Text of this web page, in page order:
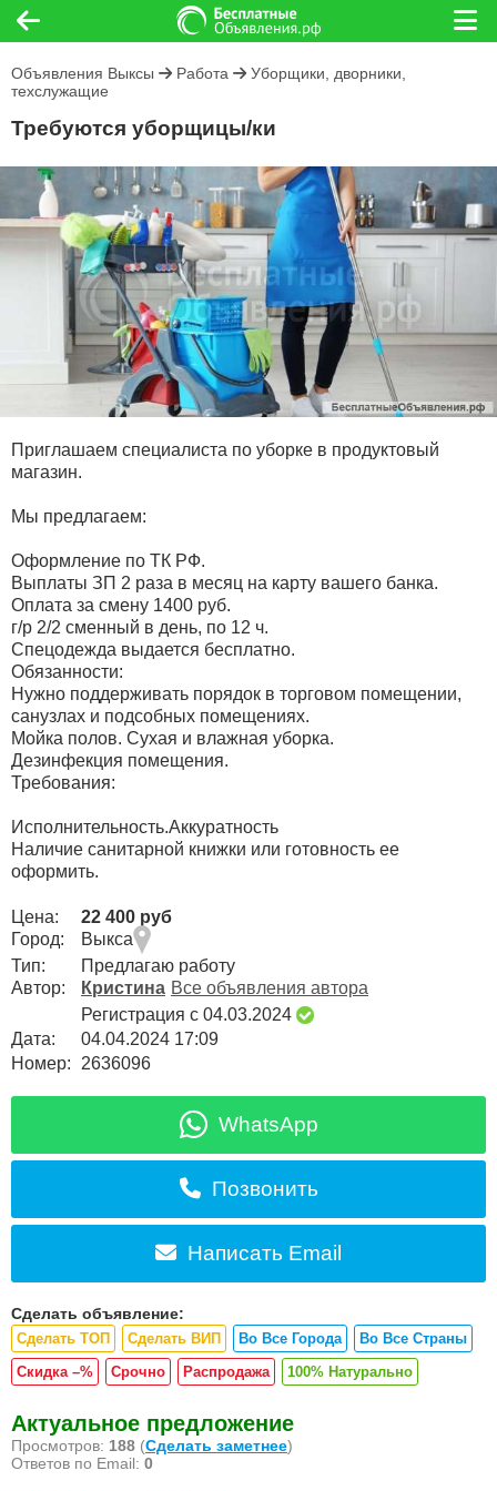
Объявления Выксы Работа
Уборщики, дворники,
техслужащие
Требуются уборщицы/ки
Приглашаем специалиста по уборке в продуктовый
магазин.
Мы предлагаем:
Оформление по ТК РФ.
Выплаты ЗП 2 раза в месяц на карту вашего банка.
Оплата за смену 1400 руб.
г/р 2/2 сменный в день, по 12 ч.
Спецодежда выдается бесплатно.
Обязанности:
Нужно поддерживать порядок в торговом помещении,
санузлах и подсобных помещениях.
Мойка полов. Сухая и влажная уборка.
Дезинфекция помещения.
Требования:
Исполнительность.Аккуратность
Наличие санитарной книжки или готовность ее
оформить.
Цена:
22 400 руб
Город:
Выкса
Тип:
Предлагаю работу
Автор:
Кристина Все объявления автора
Регистрация с 04.03.2024
Дата:
04.04.2024 17:09
Номер:
2636096
WhatsApp
Позвонить
Написать Email
Сделать объявление:
Сделать ТОП Сделать ВИП Во Все Города
Во Все Страны
Скидка –%
Срочно Распродажа 100% Натурально
Актуальное предложение
Просмотров: 188 (Сделать заметнее)
Ответов по Email: 0